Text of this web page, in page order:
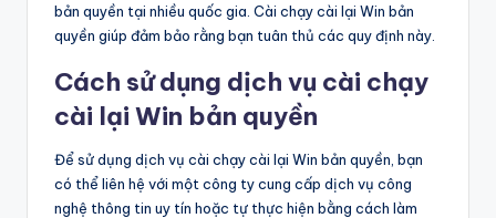
bản quyền tại nhiều quốc gia. Cài chạy cài lại Win bản
quyền giúp đảm bảo rằng bạn tuân thủ các quy định này.
Cách sử dụng dịch vụ cài chạy
cài lại Win bản quyền
Để sử dụng dịch vụ cài chạy cài lại Win bản quyền, bạn
có thể liên hệ với một công ty cung cấp dịch vụ công
nghệ thông tin uy tín hoặc tự thực hiện bằng cách làm